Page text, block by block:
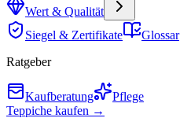
Wert & Qualität
Siegel & Zertifikate
Glossar
Ratgeber
Kaufberatung
Pflege
Teppiche kaufen →